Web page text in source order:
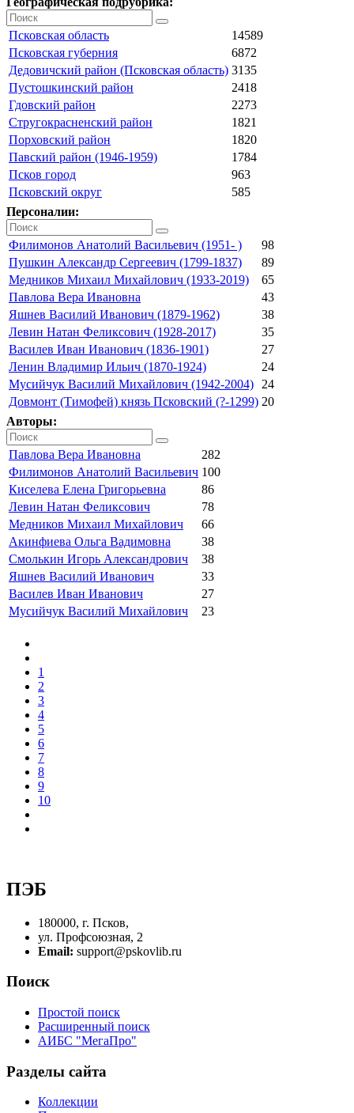
Псковская область
14589
Псковская губерния
6872
Дедовичский район (Псковская область) 3135
Пустошкинский район
2418
Гдовский район
2273
Стругокрасненский район
1821
Порховский район
1820
Павский район (1946-1959)
1784
Псков город
963
Псковский округ
585
Персоналии:
Филимонов Анатолий Васильевич (1951- )
98
Пушкин Александр Сергеевич (1799-1837)
89
Медников Михаил Михайлович (1933-2019)
65
Павлова Вера Ивановна
43
Яшнев Василий Иванович (1879-1962)
38
Левин Натан Феликсович (1928-2017)
35
Василев Иван Иванович (1836-1901)
27
Ленин Владимир Ильич (1870-1924)
24
Мусийчук Василий Михайлович (1942-2004)
24
Довмонт (Тимофей) князь Псковский (?-1299) 20
Авторы:
Павлова Вера Ивановна
282
Филимонов Анатолий Васильевич 100
Киселева Елена Григорьевна
86
Левин Натан Феликсович
78
Медников Михаил Михайлович
66
Акинфиева Ольга Вадимовна
38
Смолькин Игорь Александрович
38
Яшнев Василий Иванович
33
Василев Иван Иванович
27
Мусийчук Василий Михайлович
23
1
2
3
4
5
6
7
8
9
10
ПЭБ
180000, г. Псков,
ул. Профсоюзная, 2
Email: support@pskovlib.ru
Поиск
Простой поиск
Расширенный поиск
АИБС "МегаПро"
Разделы сайта
Коллекции